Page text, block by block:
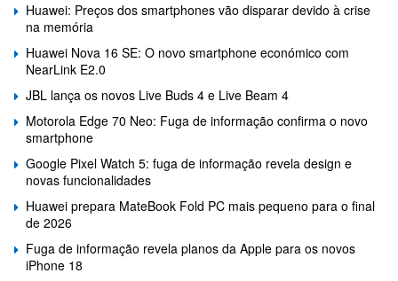
Huawei: Preços dos smartphones vão disparar devido à crise
na memória
Huawei Nova 16 SE: O novo smartphone económico com
NearLink E2.0
JBL lança os novos Live Buds 4 e Live Beam 4
Motorola Edge 70 Neo: Fuga de informação confirma o novo
smartphone
Google Pixel Watch 5: fuga de informação revela design e
novas funcionalidades
Huawei prepara MateBook Fold PC mais pequeno para o final
de 2026
Fuga de informação revela planos da Apple para os novos
iPhone 18